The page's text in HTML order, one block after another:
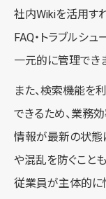
社内Wikiを活用す
FAQ・トラブルシ
一元的に管理でき
また、検索機能を
できるため、業務
情報が最新の状態
や混乱を防ぐこと
従業員が主体的に